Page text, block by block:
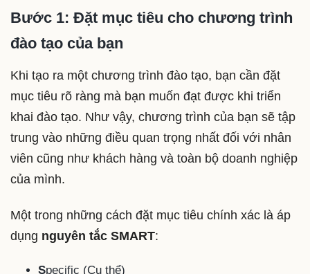
Bước 1: Đặt mục tiêu cho chương trình
đào tạo của bạn
Khi tạo ra một chương trình đào tạo, bạn cần đặt
mục tiêu rõ ràng mà bạn muốn đạt được khi triển
khai đào tạo. Như vậy, chương trình của bạn sẽ tập
trung vào những điều quan trọng nhất đối với nhân
viên cũng như khách hàng và toàn bộ doanh nghiệp
của mình.
Một trong những cách đặt mục tiêu chính xác là áp
dụng nguyên tắc SMART:
Specific (Cụ thể)